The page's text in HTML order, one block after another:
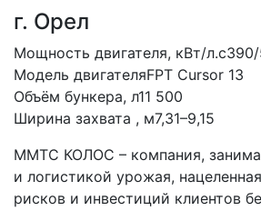
г. Орел
Мощность двигателя, кВт/
Модель двигателяFPT Cursor 13
Объём бункера, л11 500
Ширина захвата , м7,31–9,15
ММТС КОЛОС – компания,
и логистикой урожая,
рисков и инвестиций клиентов